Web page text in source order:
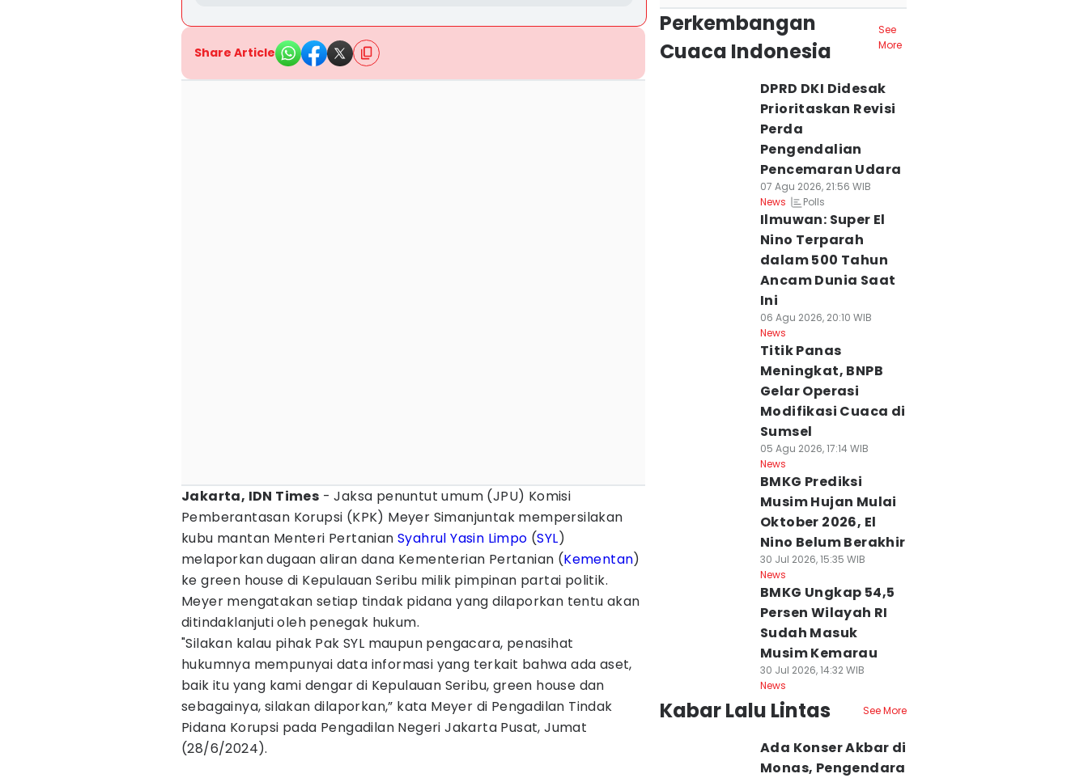
Share Article
Jakarta, IDN Times - Jaksa penuntut umum (JPU) Komisi
Pemberantasan Korupsi (KPK) Meyer Simanjuntak mempersilakan
kubu mantan Menteri Pertanian Syahrul Yasin Limpo (SYL)
melaporkan dugaan aliran dana Kementerian Pertanian (Kementan)
ke green house di Kepulauan Seribu milik pimpinan partai politik.
Meyer mengatakan setiap tindak pidana yang dilaporkan tentu akan
ditindaklanjuti oleh penegak hukum.
"Silakan kalau pihak Pak SYL maupun pengacara, penasihat
hukumnya mempunyai data informasi yang terkait bahwa ada aset,
baik itu yang kami dengar di Kepulauan Seribu, green house dan
sebagainya, silakan dilaporkan,” kata Meyer di Pengadilan Tindak
Pidana Korupsi pada Pengadilan Negeri Jakarta Pusat, Jumat
(28/6/2024).
Perkembangan
Cuaca Indonesia
See
More
DPRD DKI Didesak
Prioritaskan Revisi
Perda
Pengendalian
Pencemaran Udara
07 Agu 2026, 21:56 WIB
News
Polls
Ilmuwan: Super El
Nino Terparah
dalam 500 Tahun
Ancam Dunia Saat
Ini
06 Agu 2026, 20:10 WIB
News
Titik Panas
Meningkat, BNPB
Gelar Operasi
Modifikasi Cuaca di
Sumsel
05 Agu 2026, 17:14 WIB
News
BMKG Prediksi
Musim Hujan Mulai
Oktober 2026, El
Nino Belum Berakhir
30 Jul 2026, 15:35 WIB
News
BMKG Ungkap 54,5
Persen Wilayah RI
Sudah Masuk
Musim Kemarau
30 Jul 2026, 14:32 WIB
News
Kabar Lalu Lintas See More
Ada Konser Akbar di
Monas, Pengendara